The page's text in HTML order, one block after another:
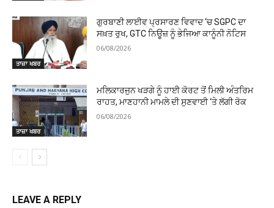
ਤਾਜ਼ਾ ਖਬਰ
ਗੁਰਬਾਣੀ ਲਾਈਵ ਪ੍ਰਸਾਰਣ ਵਿਵਾਦ ‘ਚ SGPC ਦਾ
ਸਖ਼ਤ ਰੁਖ, GTC ਨਿਊਜ਼ ਨੂੰ ਭੇਜਿਆ ਕਾਨੂੰਨੀ ਨੋਟਿਸ
06/08/2026
ਤਾਜ਼ਾ ਖਬਰ
ਮਲਿਕਾਰਜੁਨ ਖੜਗੇ ਨੂੰ ਹਾਈ ਕੋਰਟ ਤੋਂ ਮਿਲੀ ਅੰਤਰਿਮ
ਰਾਹਤ, ਮਾਣਹਾਨੀ ਮਾਮਲੇ ਦੀ ਸੁਣਵਾਈ ‘ਤੇ ਲੱਗੀ ਰੋਕ
06/08/2026
LEAVE A REPLY